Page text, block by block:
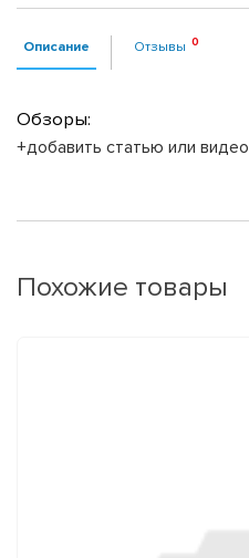
Описание Отзывы
Обзоры:
+добавить статью или видео
Похожие товары